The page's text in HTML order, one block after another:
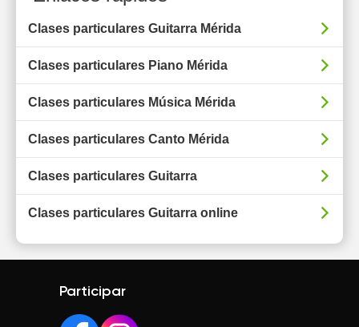
Clases particulares Guitarra Mérida
Clases particulares Piano Mérida
Clases particulares Música Mérida
Clases particulares Canto Mérida
Clases particulares Guitarra
Clases particulares Guitarra online
Participar